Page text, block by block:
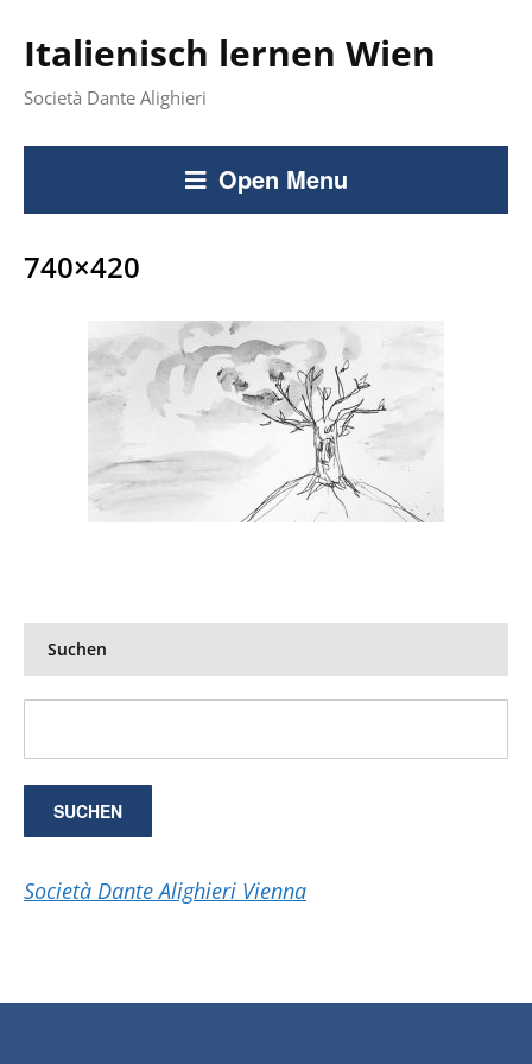
Italienisch lernen Wien
Società Dante Alighieri
Open Menu
740×420
Suchen
Società Dante Alighieri Vienna